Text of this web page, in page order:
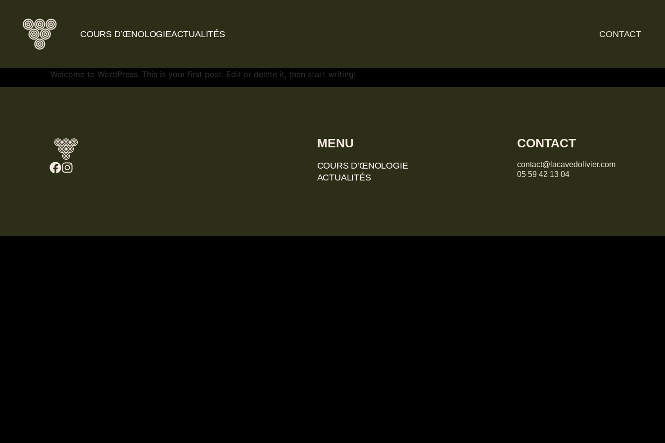
COURS D’ŒNOLOGIEACTUALITÉS CONTACT
Welcome to WordPress. This is your first post. Edit or delete it, then start writing!
MENU
COURS D’ŒNOLOGIE
ACTUALITÉS
CONTACT
contact@lacavedolivier.com
05 59 42 13 04